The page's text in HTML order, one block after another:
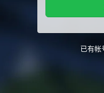
已有帐